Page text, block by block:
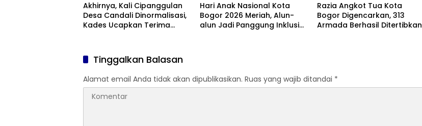
Akhirnya, Kali Cipanggulan
Desa Candali Dinormalisasi,
Kades Ucapkan Terima
Hari Anak Nasional Kota
Bogor 2026 Meriah, Alun-
alun Jadi Panggung Inklusi
Razia Angkot Tua Kota
Bogor Digencarkan, 313
Armada Berhasil Ditertibkan
Tinggalkan Balasan
Alamat email Anda tidak akan dipublikasikan. Ruas yang wajib ditandai *